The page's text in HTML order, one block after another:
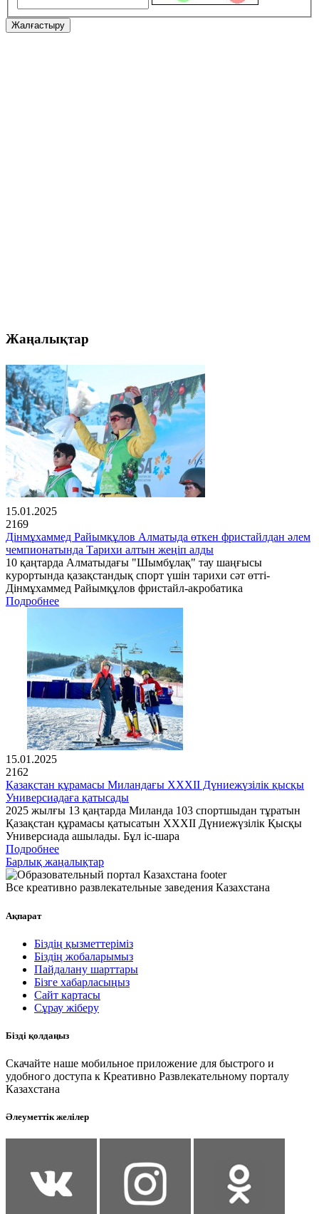
Жалғастыру
Жаңалықтар
15.01.2025
2169
Дінмұхаммед Райымқұлов Алматыда өткен фристайлдан әлем
чемпионатында Тарихи алтын жеңіп алды
10 қаңтарда Алматыдағы "Шымбұлақ" тау шаңғысы
курортында қазақстандық спорт үшін тарихи сәт өтті-
Дінмұхаммед Райымқұлов фристайл-акробатика
Подробнее
15.01.2025
2162
Қазақстан құрамасы Миландағы XXXII Дүниежүзілік қысқы
Универсиадаға қатысады
2025 жылғы 13 қаңтарда Миланда 103 спортшыдан тұратын
Қазақстан құрамасы қатысатын XXXII Дүниежүзілік Қысқы
Универсиада ашылады. Бұл іс-шара
Подробнее
Барлық жаңалықтар
Все креативно развлекательные заведения Казахстана
Ақпарат
Біздің қызметтеріміз
Біздің жобаларымыз
Пайдалану шарттары
Бізге хабарласыңыз
Сайт картасы
Сұрау жіберу
Бізді қолдаңыз
Скачайте наше мобильное приложение для быстрого и
удобного доступа к Креативно Развлекательному порталу
Казахстана
Әлеуметтік желілер